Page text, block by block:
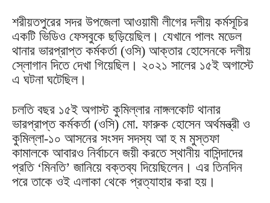
শরীয়তপুরের সদর উপজেলা আওয়ামী লীগের দলীয় কর্মসূচির
একটি ভিডিও ফেসবুকে ছড়িয়েছিল। যেখানে পালং মডেল
থানার ভারপ্রাপ্ত কর্মকর্তা (ওসি) আক্তার হোসেনকে দলীয়
স্লোগান দিতে দেখা গিয়েছিল। ২০২১ সালের ১৫ই অগাস্টে
এ ঘটনা ঘটেছিল।
চলতি বছর ১৫ই অগাস্ট কুমিল্লার নাঙ্গলকোট থানার
ভারপ্রাপ্ত কর্মকর্তা (ওসি) মো. ফারুক হোসেন অর্থমন্ত্রী ও
কুমিল্লা-১০ আসনের সংসদ সদস্য আ হ ম মুস্তফা
কামালকে আবারও নির্বাচনে জয়ী করতে স্থানীয় বাসিন্দাদের
প্রতি ‘মিনতি’ জানিয়ে বক্তব্য দিয়েছিলেন। এর তিনদিন
পরে তাকে ওই এলাকা থেকে প্রত্যাহার করা হয়।